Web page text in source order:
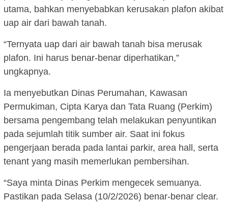
utama, bahkan menyebabkan kerusakan plafon akibat
uap air dari bawah tanah.
“Ternyata uap dari air bawah tanah bisa merusak
plafon. Ini harus benar-benar diperhatikan,”
ungkapnya.
Ia menyebutkan Dinas Perumahan, Kawasan
Permukiman, Cipta Karya dan Tata Ruang (Perkim)
bersama pengembang telah melakukan penyuntikan
pada sejumlah titik sumber air. Saat ini fokus
pengerjaan berada pada lantai parkir, area hall, serta
tenant yang masih memerlukan pembersihan.
“Saya minta Dinas Perkim mengecek semuanya.
Pastikan pada Selasa (10/2/2026) benar-benar clear.